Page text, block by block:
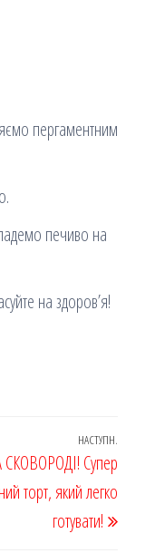
пергаментним
печиво на
на здоров’я!
НАСТУПН.
СКОВОРОДІ! Супер
торт, який легко
готувати!